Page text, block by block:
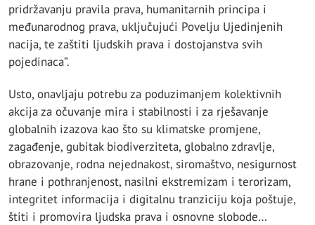
pridržavanju pravila prava, humanitarnih principa i
međunarodnog prava, uključujući Povelju Ujedinjenih
nacija, te zaštiti ljudskih prava i dostojanstva svih
pojedinaca”.
Usto, onavljaju potrebu za poduzimanjem kolektivnih
akcija za očuvanje mira i stabilnosti i za rješavanje
globalnih izazova kao što su klimatske promjene,
zagađenje, gubitak biodiverziteta, globalno zdravlje,
obrazovanje, rodna nejednakost, siromaštvo, nesigurnost
hrane i pothranjenost, nasilni ekstremizam i terorizam,
integritet informacija i digitalnu tranziciju koja poštuje,
štiti i promovira ljudska prava i osnovne slobode…